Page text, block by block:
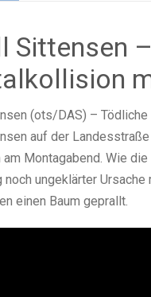
Sittensen
(ots/DAS) –
auf der
Montagabend. Wie
noch ungeklärter
einen Baum geprallt.